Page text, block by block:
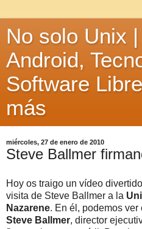
No solo Unix
Android,
Software
más
miércoles, 27 de enero de 2010
Steve Ballmer
Hoy os traigo un vídeo
visita de Steve Ballmer a la
Nazarene. En él, podemos
Steve Ballmer, director